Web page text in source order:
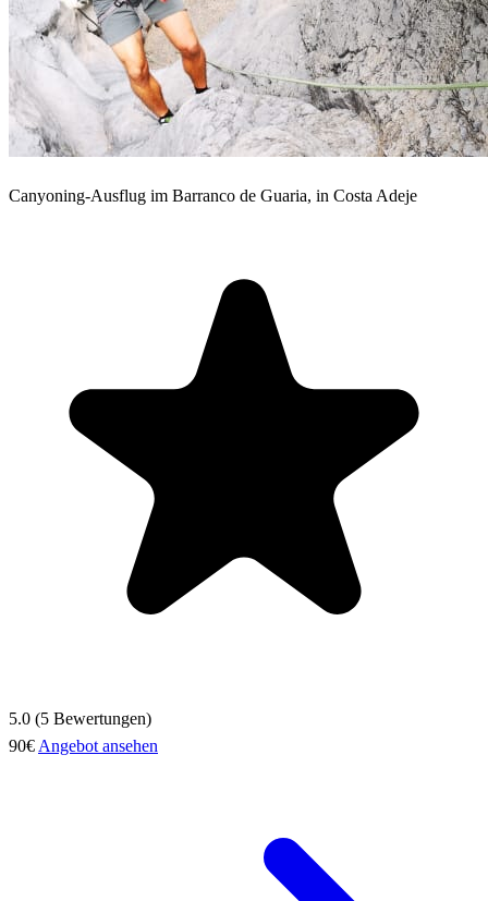
Canyoning-Ausflug im Barranco de Guaria, in Costa Adeje
5.0 (5 Bewertungen)
90€ Angebot ansehen